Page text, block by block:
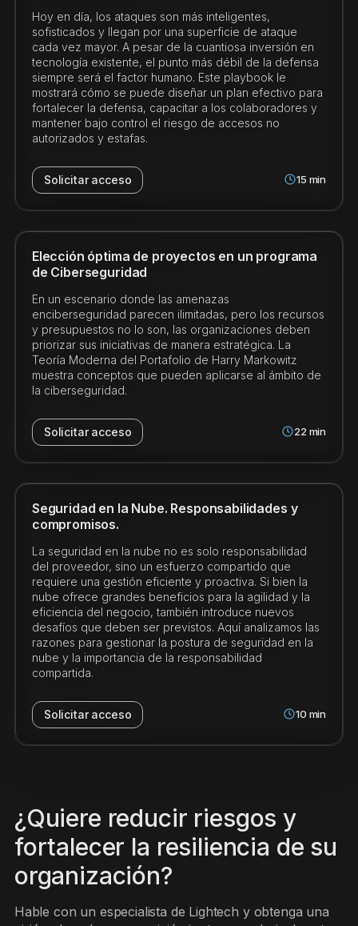
Hoy en día, los ataques son más inteligentes,
sofisticados y llegan por una superficie de ataque
cada vez mayor. A pesar de la cuantiosa inversión en
tecnología existente, el punto más débil de la defensa
siempre será el factor humano. Este playbook le
mostrará cómo se puede diseñar un plan efectivo para
fortalecer la defensa, capacitar a los colaboradores y
mantener bajo control el riesgo de accesos no
autorizados y estafas.
15 min
Solicitar acceso
Elección óptima de proyectos en un programa
de Ciberseguridad
En un escenario donde las amenazas
enciberseguridad parecen ilimitadas, pero los recursos
y presupuestos no lo son, las organizaciones deben
priorizar sus iniciativas de manera estratégica. La
Teoría Moderna del Portafolio de Harry Markowitz
muestra conceptos que pueden aplicarse al ámbito de
la ciberseguridad.
22 min
Solicitar acceso
Seguridad en la Nube. Responsabilidades y
compromisos.
La seguridad en la nube no es solo responsabilidad
del proveedor, sino un esfuerzo compartido que
requiere una gestión eficiente y proactiva. Si bien la
nube ofrece grandes beneficios para la agilidad y la
eficiencia del negocio, también introduce nuevos
desafíos que deben ser previstos. Aquí analizamos las
razones para gestionar la postura de seguridad en la
nube y la importancia de la responsabilidad
compartida.
10 min
Solicitar acceso
¿Quiere reducir riesgos y
fortalecer la resiliencia de su
organización?
Hable con un especialista de Lightech y obtenga una